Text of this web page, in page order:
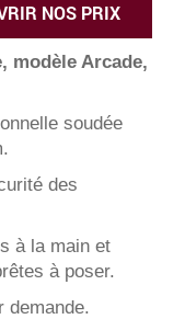
NOS PRIX
modèle Arcade,
soudée
des
à la main et
à poser.
demande.